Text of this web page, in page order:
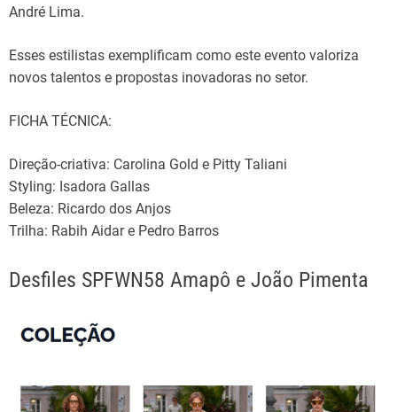
André Lima.
Esses estilistas exemplificam como este evento valoriza
novos talentos e propostas inovadoras no setor.
FICHA TÉCNICA:
Direção-criativa: Carolina Gold e Pitty Taliani
Styling: Isadora Gallas
Beleza: Ricardo dos Anjos
Trilha: Rabih Aidar e Pedro Barros
Desfiles SPFWN58 Amapô e João Pimenta